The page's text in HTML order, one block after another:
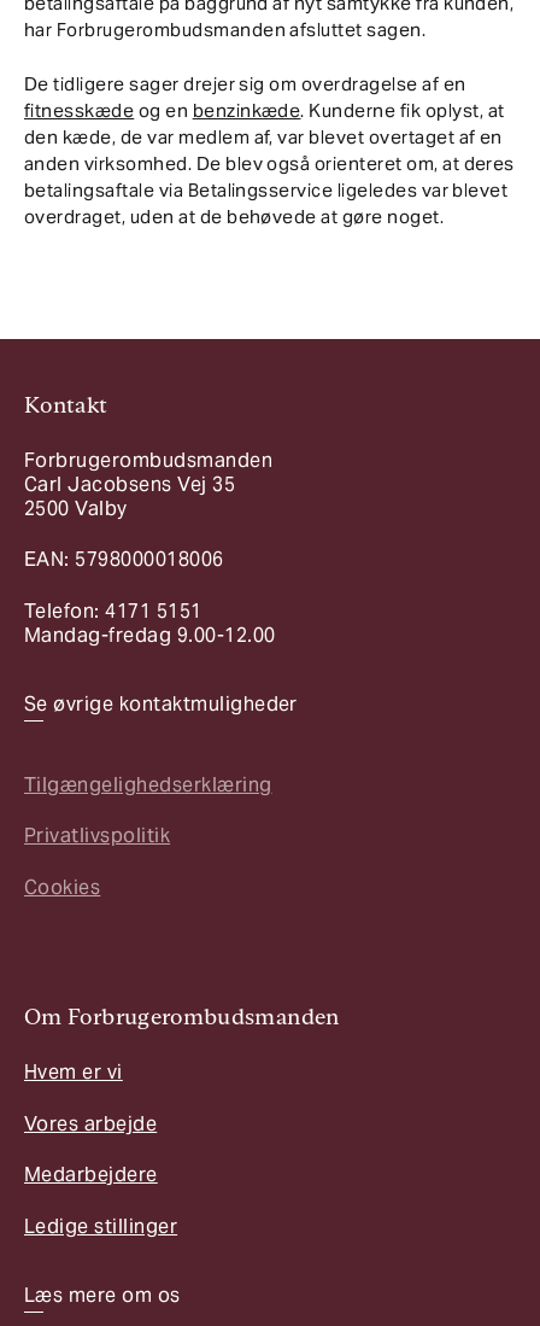
har Forbrugerombudsmanden afsluttet sagen.
De tidligere sager drejer sig om overdragelse af en
fitnesskæde og en benzinkæde. Kunderne fik oplyst, at
den kæde, de var medlem af, var blevet overtaget af en
anden virksomhed. De blev også orienteret om, at deres
betalingsaftale via Betalingsservice ligeledes var blevet
overdraget, uden at de behøvede at gøre noget.
Kontakt
Forbrugerombudsmanden
Carl Jacobsens Vej 35
2500 Valby
EAN: 5798000018006
Telefon: 4171 5151
Mandag-fredag 9.00-12.00
Se øvrige kontaktmuligheder
Tilgængelighedserklæring
Privatlivspolitik
Cookies
Om Forbrugerombudsmanden
Hvem er vi
Vores arbejde
Medarbejdere
Ledige stillinger
Læs mere om os